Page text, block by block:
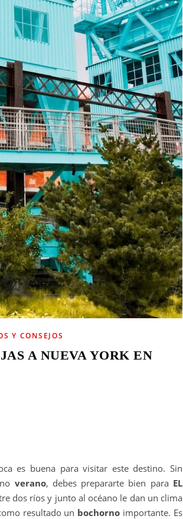
Y CONSEJOS
A NUEVA YORK EN
es buena para visitar este destino. Sin
verano, debes prepararte bien para EL
dos ríos y junto al océano le dan un clima
resultado un bochorno importante. Es